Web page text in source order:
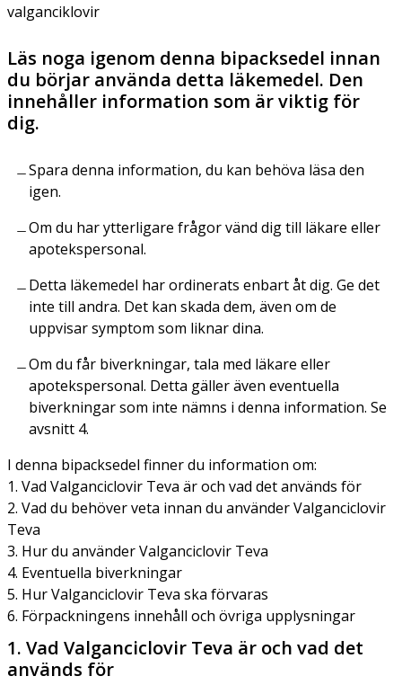
valganciklovir
Läs noga igenom denna bipacksedel innan
du börjar använda detta läkemedel. Den
innehåller information som är viktig för
dig.
Spara denna information, du kan behöva läsa den
igen.
Om du har ytterligare frågor vänd dig till läkare eller
apotekspersonal.
Detta läkemedel har ordinerats enbart åt dig. Ge det
inte till andra. Det kan skada dem, även om de
uppvisar symptom som liknar dina.
Om du får biverkningar, tala med läkare eller
apotekspersonal. Detta gäller även eventuella
biverkningar som inte nämns i denna information. Se
avsnitt 4.
I denna bipacksedel finner du information om:
1. Vad Valganciclovir Teva är och vad det används för
2. Vad du behöver veta innan du använder Valganciclovir
Teva
3. Hur du använder Valganciclovir Teva
4. Eventuella biverkningar
5. Hur Valganciclovir Teva ska förvaras
6. Förpackningens innehåll och övriga upplysningar
1. Vad Valganciclovir Teva är och vad det
används för